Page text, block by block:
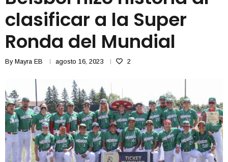
clasificar a la Super
Ronda del Mundial
By Mayra EB agosto 16, 2023 2